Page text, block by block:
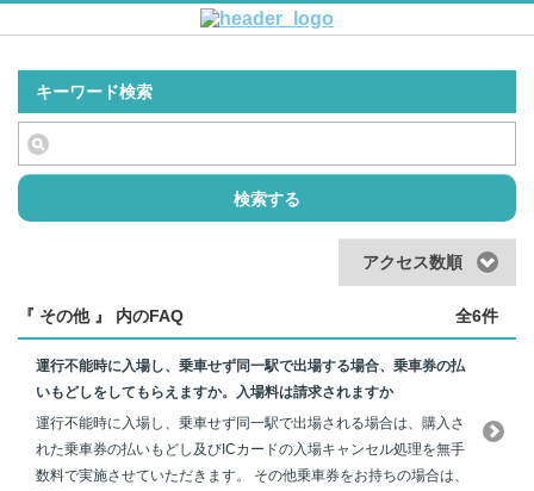
キーワード検索
検索する
アクセス数順
『 その他 』 内のFAQ 全6件
運行不能時に入場し、乗車せず同一駅で出場する場合、乗車券の払
いもどしをしてもらえますか。入場料は請求されますか
運行不能時に入場し、乗車せず同一駅で出場される場合は、購入さ
れた乗車券の払いもどし及びICカードの入場キャンセル処理を無手
数料で実施させていただきます。 その他乗車券をお持ちの場合は、